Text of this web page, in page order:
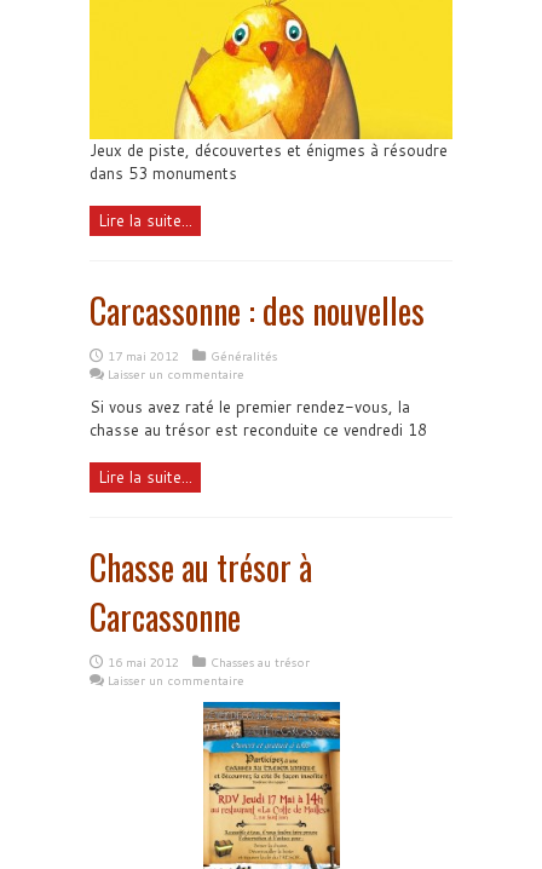
Jeux de piste, découvertes et énigmes à résoudre
dans 53 monuments
Lire la suite...
Carcassonne : des nouvelles
17 mai 2012
Généralités
Laisser un commentaire
Si vous avez raté le premier rendez-vous, la
chasse au trésor est reconduite ce vendredi 18
Lire la suite...
Chasse au trésor à
Carcassonne
16 mai 2012
Chasses au trésor
Laisser un commentaire